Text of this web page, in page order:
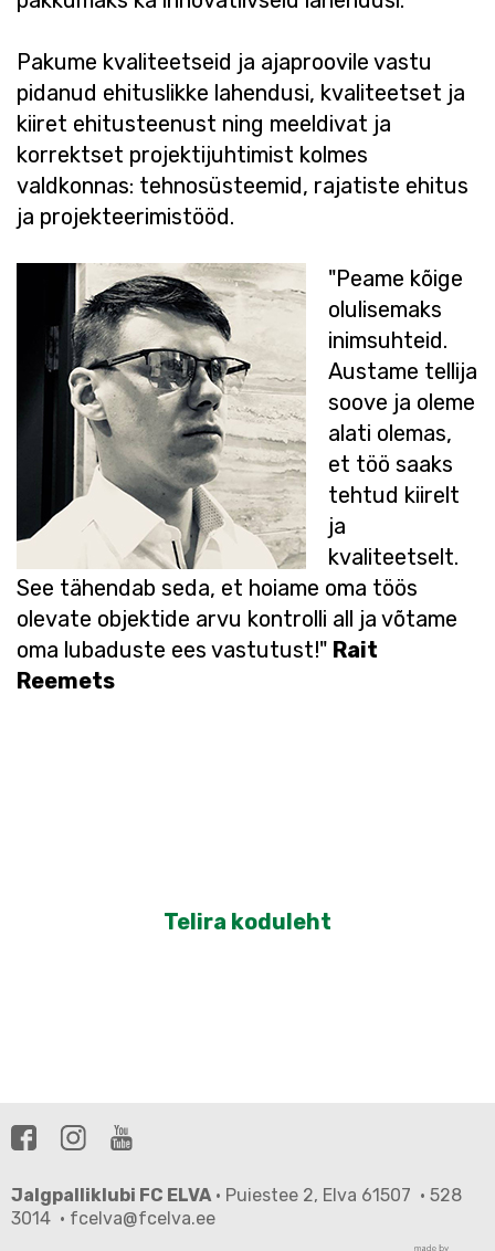
Pakume kvaliteetseid ja ajaproovile vastu
pidanud ehituslikke lahendusi, kvaliteetset ja
kiiret ehitusteenust ning meeldivat ja
korrektset projektijuhtimist kolmes
valdkonnas: tehnosüsteemid, rajatiste ehitus
ja projekteerimistööd.
"Peame kõige
olulisemaks
inimsuhteid.
Austame tellija
soove ja oleme
alati olemas,
et töö saaks
tehtud kiirelt
ja
kvaliteetselt.
See tähendab seda, et hoiame oma töös
olevate objektide arvu kontrolli all ja võtame
oma lubaduste ees vastutust!" Rait
Reemets
Telira koduleht
Jalgpalliklubi FC ELVA· Puiestee 2, Elva 61507 · 528
3014 · fcelva@fcelva.ee